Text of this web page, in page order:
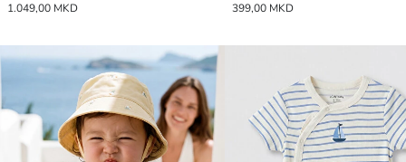
1.049,00 MKD
399,00 MKD